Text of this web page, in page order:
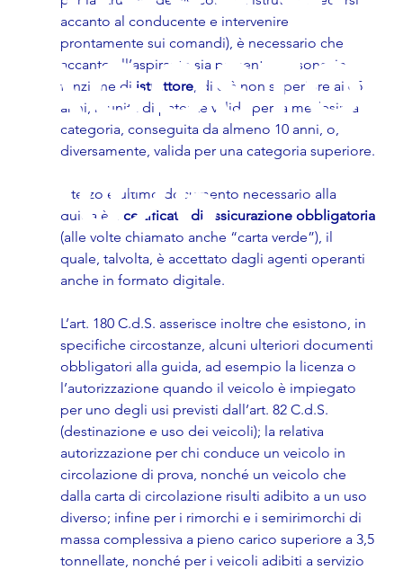
AGOSTO
2026
accanto al conducente e intervenire
prontamente sui comandi), è necessario che
accanto all’aspirante sia presente persona, in
funzione di istruttore, di età non superiore ai 65
anni, munita di patente valida per la medesima
categoria, conseguita da almeno 10 anni, o,
diversamente, valida per una categoria superiore.
Il terzo e ultimo documento necessario alla
guida è il certificato di assicurazione obbligatoria
(alle volte chiamato anche “carta verde”), il
quale, talvolta, è accettato dagli agenti operanti
anche in formato digitale.
L’art. 180 C.d.S. asserisce inoltre che esistono, in
specifiche circostanze, alcuni ulteriori documenti
obbligatori alla guida, ad esempio la licenza o
l’autorizzazione quando il veicolo è impiegato
per uno degli usi previsti dall’art. 82 C.d.S.
(destinazione e uso dei veicoli); la relativa
autorizzazione per chi conduce un veicolo in
circolazione di prova, nonché un veicolo che
dalla carta di circolazione risulti adibito a un uso
diverso; infine per i rimorchi e i semirimorchi di
massa complessiva a pieno carico superiore a 3,5
tonnellate, nonché per i veicoli adibiti a servizio